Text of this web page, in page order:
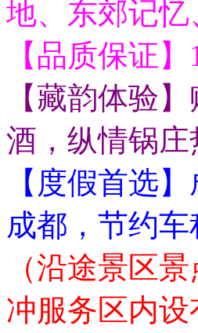
地、东郊记
【品质保证
【藏韵体验
酒，纵情锅
【度假首选
成都，节约
（沿途景区
冲服务区内